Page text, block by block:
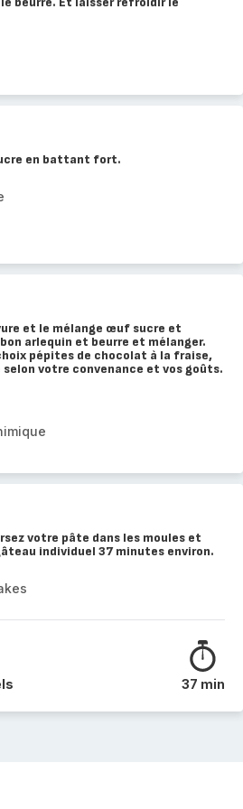
en battant fort.
et le mélange œuf sucre et
arlequin et beurre et mélanger.
pépites de chocolat à la fraise,
votre convenance et vos goûts.
votre pâte dans les moules et
individuel 37 minutes environ.
37 min